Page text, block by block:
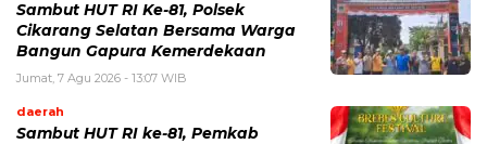
Sambut HUT RI Ke-81, Polsek
Cikarang Selatan Bersama Warga
Bangun Gapura Kemerdekaan
Jumat, 7 Agu 2026 - 13:07 WIB
daerah
Sambut HUT RI ke-81, Pemkab